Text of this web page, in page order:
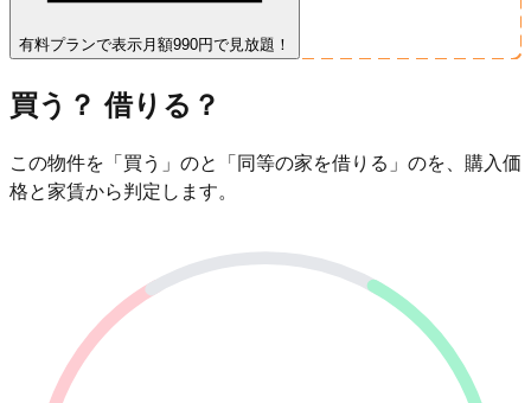
有料プランで表示 月額990円で見放題！
買う？ 借りる？
この物件を「買う」のと「同等の家を借りる」のを、購入価
格と家賃から判定します。